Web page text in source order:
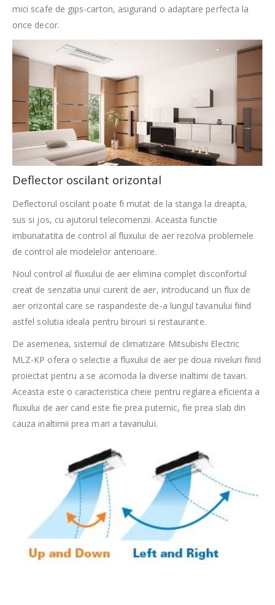
mici scafe de gips-carton, asigurand o adaptare perfecta la
orice decor.
Deflector oscilant orizontal
Deflectorul oscilant poate fi mutat de la stanga la dreapta,
sus si jos, cu ajutorul telecomenzii. Aceasta functie
imbunatatita de control al fluxului de aer rezolva problemele
de control ale modelelor anterioare.
Noul control al fluxului de aer elimina complet disconfortul
creat de senzatia unui curent de aer, introducand un flux de
aer orizontal care se raspandeste de-a lungul tavanului fiind
astfel solutia ideala pentru birouri si restaurante.
De asemenea, sistemul de climatizare Mitsubishi Electric
MLZ-KP ofera o selectie a fluxului de aer pe doua niveluri fiind
proiectat pentru a se acomoda la diverse inaltimi de tavan.
Aceasta este o caracteristica cheie pentru reglarea eficienta a
fluxului de aer cand este fie prea puternic, fie prea slab din
cauza inaltimii prea mari a tavanului.